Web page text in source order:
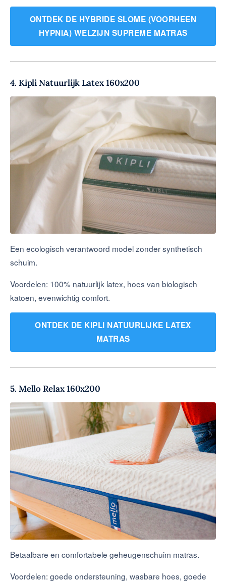
ONTDEK DE HYBRIDE SLOME (VOORHEEN
HYPNIA) WELZIJN SUPREME MATRAS
4. Kipli Natuurlijk Latex 160x200
Een ecologisch verantwoord model zonder synthetisch
schuim.
Voordelen: 100% natuurlijk latex, hoes van biologisch
katoen, evenwichtig comfort.
ONTDEK DE KIPLI NATUURLIJKE LATEX
MATRAS
5. Mello Relax 160x200
Betaalbare en comfortabele geheugenschuim matras.
Voordelen: goede ondersteuning, wasbare hoes, goede